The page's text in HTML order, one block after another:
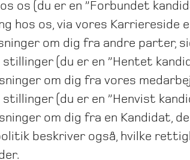
os (du er en ”Forbundet
hos os, via vores
om dig fra andre parter,
(du er en ”Hentet
om dig fra vores
(du er en ”Henvist
om dig fra en Kandidat,
beskriver også, hvilke